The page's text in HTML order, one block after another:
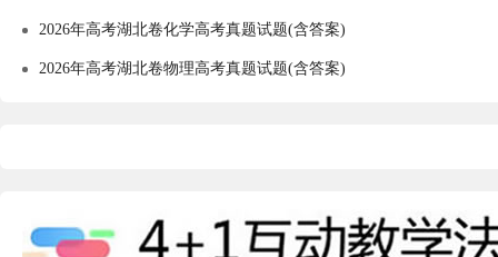
2026年高考湖北卷化学高考真题试题(含答案)
2026年高考湖北卷物理高考真题试题(含答案)